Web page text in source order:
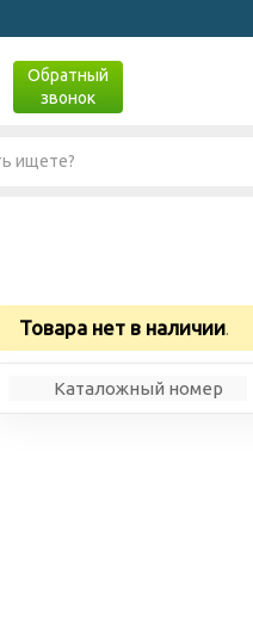
Обратный
звонок
Товара нет в наличии.
Каталожный номер